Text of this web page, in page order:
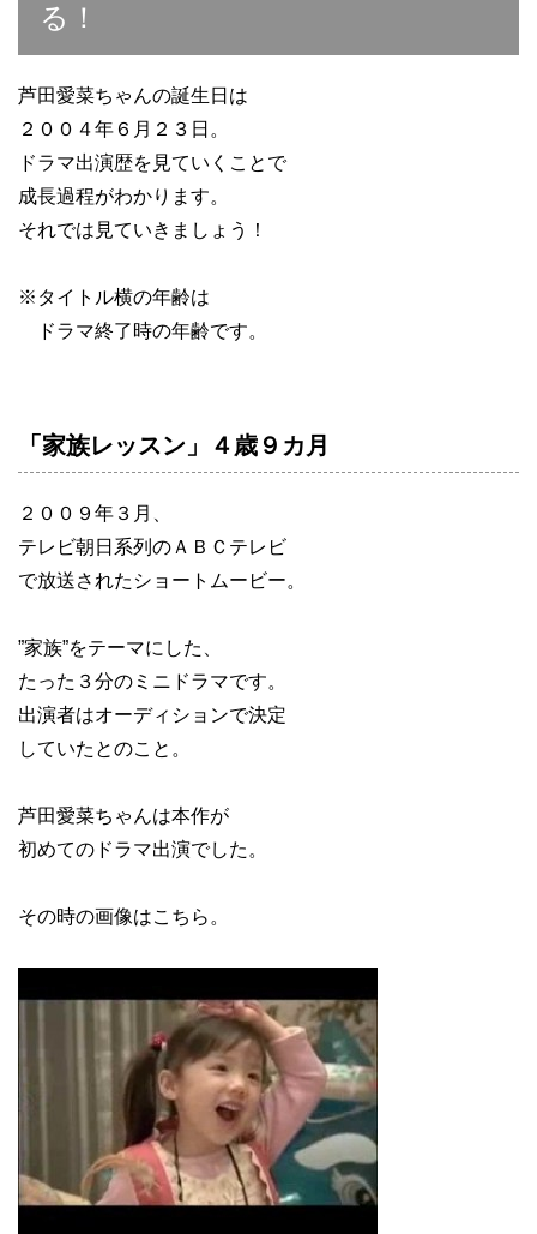
る！
芦田愛菜ちゃんの誕生日は
２００４年６月２３日。
ドラマ出演歴を見ていくことで
成長過程がわかります。
それでは見ていきましょう！
※タイトル横の年齢は
ドラマ終了時の年齢です。
「家族レッスン」４歳９カ月
２００９年３月、
テレビ朝日系列のＡＢＣテレビ
で放送されたショートムービー。
”家族”をテーマにした、
たった３分のミニドラマです。
出演者はオーディションで決定
していたとのこと。
芦田愛菜ちゃんは本作が
初めてのドラマ出演でした。
その時の画像はこちら。